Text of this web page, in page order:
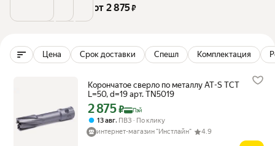
от 2 875 ₽
Цена Срок доставки Спешл Комплектация
Корончатое сверло по металлу AT-S TCT
L=50, d=19 арт. TN5019
Цена с картой Яндекс Пэй 2875 ₽ вместо
2 875₽ Пэй
13 авг, ПВЗ
По клику
интернет-магазин "Инстлайн"
4.9